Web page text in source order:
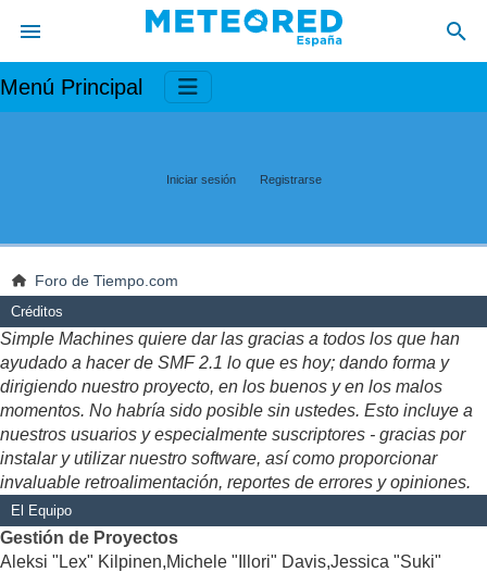
Menú Principal
Iniciar sesión Registrarse
Foro de Tiempo.com
Créditos
Simple Machines quiere dar las gracias a todos los que han
ayudado a hacer de SMF 2.1 lo que es hoy; dando forma y
dirigiendo nuestro proyecto, en los buenos y en los malos
momentos. No habría sido posible sin ustedes. Esto incluye a
nuestros usuarios y especialmente suscriptores - gracias por
instalar y utilizar nuestro software, así como proporcionar
invaluable retroalimentación, reportes de errores y opiniones.
El Equipo
Gestión de Proyectos
Aleksi "Lex" Kilpinen,Michele "Illori" Davis,Jessica "Suki"